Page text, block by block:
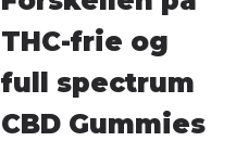
THC-frie og
full spectrum
CBD Gummies